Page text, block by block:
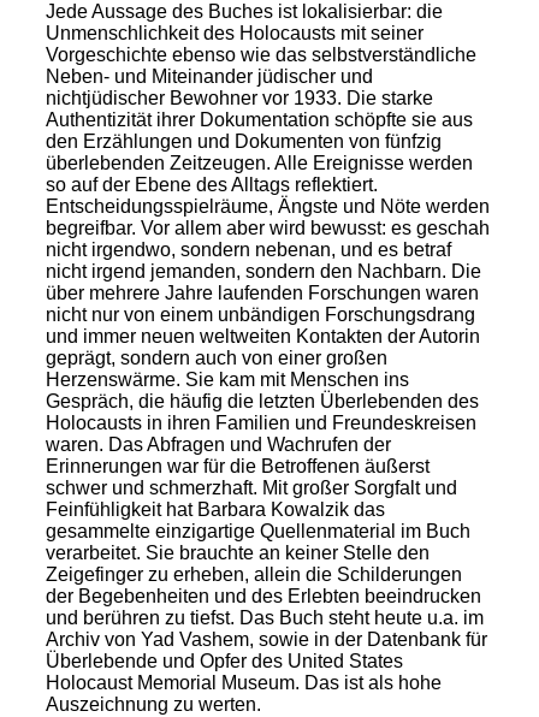
Jede Aussage des Buches ist lokalisierbar: die
Unmenschlichkeit des Holocausts mit seiner
Vorgeschichte ebenso wie das selbstverständliche
Neben- und Miteinander jüdischer und
nichtjüdischer Bewohner vor 1933. Die starke
Authentizität ihrer Dokumentation schöpfte sie aus
den Erzählungen und Dokumenten von fünfzig
überlebenden Zeitzeugen. Alle Ereignisse werden
so auf der Ebene des Alltags reflektiert.
Entscheidungsspielräume, Ängste und Nöte werden
begreifbar. Vor allem aber wird bewusst: es geschah
nicht irgendwo, sondern nebenan, und es betraf
nicht irgend jemanden, sondern den Nachbarn. Die
über mehrere Jahre laufenden Forschungen waren
nicht nur von einem unbändigen Forschungsdrang
und immer neuen weltweiten Kontakten der Autorin
geprägt, sondern auch von einer großen
Herzenswärme. Sie kam mit Menschen ins
Gespräch, die häufig die letzten Überlebenden des
Holocausts in ihren Familien und Freundeskreisen
waren. Das Abfragen und Wachrufen der
Erinnerungen war für die Betroffenen äußerst
schwer und schmerzhaft. Mit großer Sorgfalt und
Feinfühligkeit hat Barbara Kowalzik das
gesammelte einzigartige Quellenmaterial im Buch
verarbeitet. Sie brauchte an keiner Stelle den
Zeigefinger zu erheben, allein die Schilderungen
der Begebenheiten und des Erlebten beeindrucken
und berühren zu tiefst. Das Buch steht heute u.a. im
Archiv von Yad Vashem, sowie in der Datenbank für
Überlebende und Opfer des United States
Holocaust Memorial Museum. Das ist als hohe
Auszeichnung zu werten.